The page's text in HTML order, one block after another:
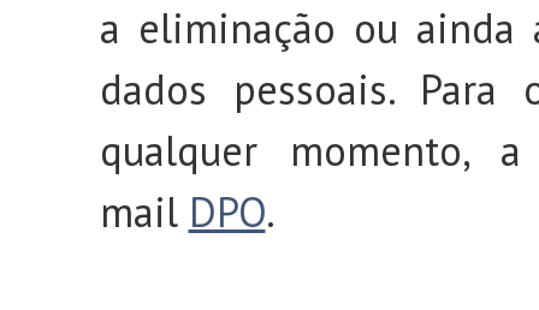
a eliminação ou
dados pessoais.
qualquer momento,
mail DPO.